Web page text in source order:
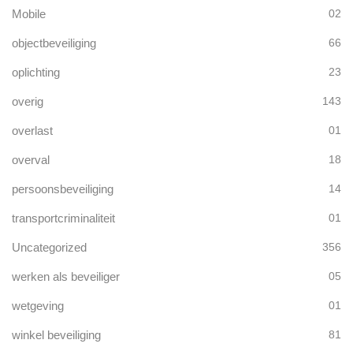
Mobile 02
objectbeveiliging 66
oplichting 23
overig 143
overlast 01
overval 18
persoonsbeveiliging 14
transportcriminaliteit 01
Uncategorized 356
werken als beveiliger 05
wetgeving 01
winkel beveiliging 81